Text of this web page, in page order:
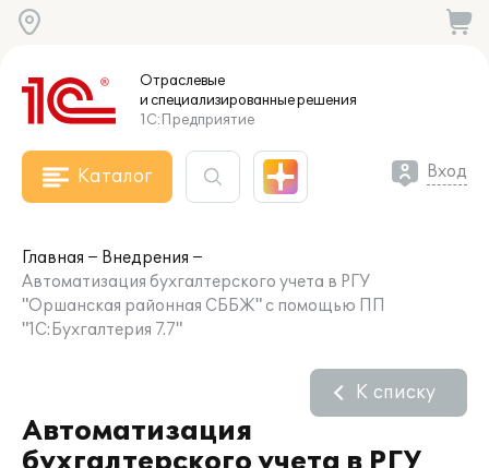
Отраслевые
и специализированныерешения
1С:Предприятие
Каталог Вход
Главная
Внедрения
Автоматизация бухгалтерского учета в РГУ
"Оршанская районная СББЖ" с помощью ПП
"1С:Бухгалтерия 7.7"
Автоматизация
К списку